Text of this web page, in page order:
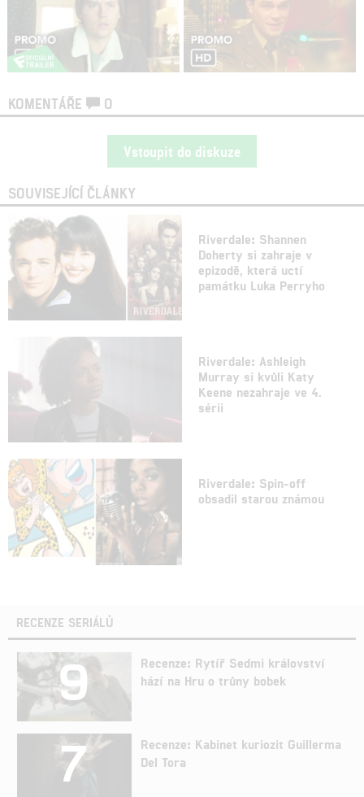
KOMENTÁŘE 0
Vstoupit do diskuze
SOUVISEJÍCÍ ČLÁNKY
Riverdale: Shannen
Doherty si zahraje v
epizodě, která uctí
památku Luka Perryho
Riverdale: Ashleigh
Murray si kvůli Katy
Keene nezahraje ve 4.
sérii
Riverdale: Spin-off
obsadil starou známou
RECENZE SERIÁLŮ
9
Recenze: Rytíř Sedmi království
hází na Hru o trůny bobek
7
Recenze: Kabinet kuriozit Guillerma
Del Tora